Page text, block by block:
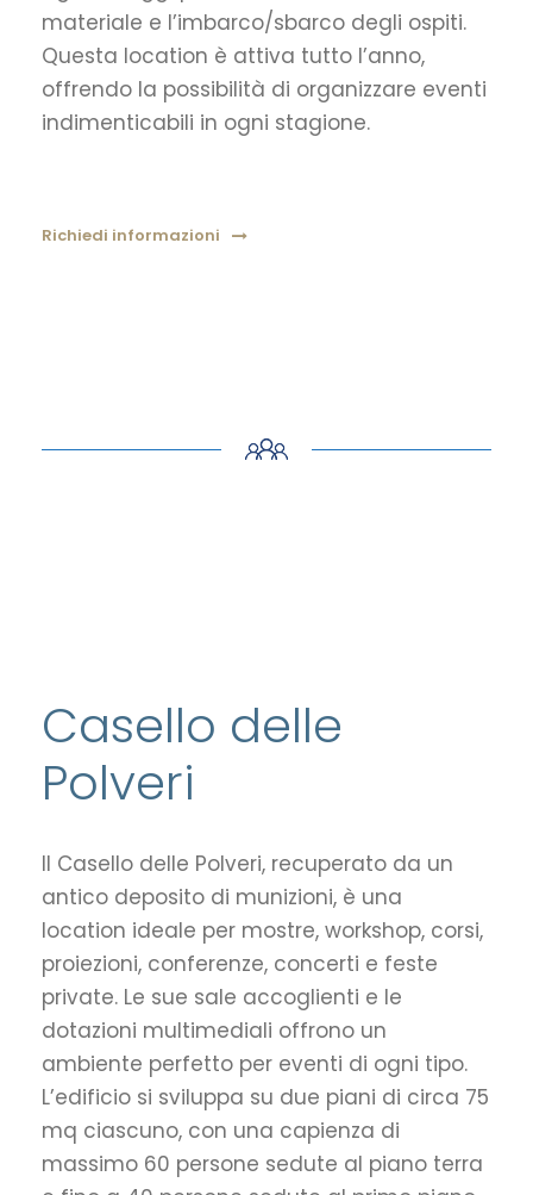
materiale e l’imbarco/sbarco degli ospiti.
Questa location è attiva tutto l’anno,
offrendo la possibilità di organizzare eventi
indimenticabili in ogni stagione.
Richiedi informazioni
Casello delle
Polveri
Il Casello delle Polveri, recuperato da un
antico deposito di munizioni, è una
location ideale per mostre, workshop, corsi,
proiezioni, conferenze, concerti e feste
private. Le sue sale accoglienti e le
dotazioni multimediali offrono un
ambiente perfetto per eventi di ogni tipo.
L’edificio si sviluppa su due piani di circa 75
mq ciascuno, con una capienza di
massimo 60 persone sedute al piano terra